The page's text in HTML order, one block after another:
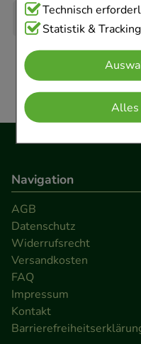
Technisch Notwendig:
Cookies, die für die
Website notwendig
Warenkorb,
verzichtet werden
Komfort:Diese
Einkaufserlebnis
Besuchers oder
Verhaltensweisen
anzupassen. Komfort-
auch auf Ihre
anzuzeigen und unser
betreiben.
Statistik & Tracking:
Informationen über
Technisch
Statistik & Tracking
Alles
Navigation
AGB
Datenschutz
Widerrufsrecht
Versandkosten
FAQ
Impressum
Kontakt